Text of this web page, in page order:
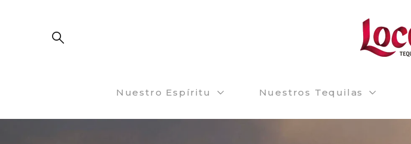
Nuestro Espíritu Nuestros Tequilas